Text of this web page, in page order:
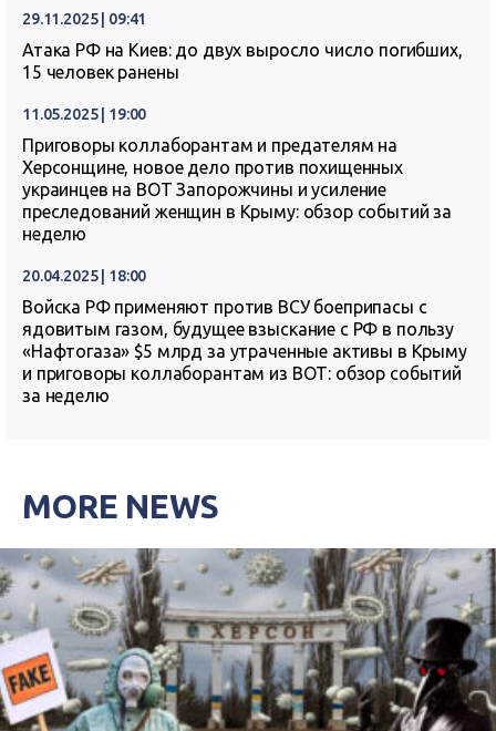
29.11.2025 | 09:41
Атака РФ на Киев: до двух выросло число погибших,
15 человек ранены
11.05.2025 | 19:00
Приговоры коллаборантам и предателям на
Херсонщине, новое дело против похищенных
украинцев на ВОТ Запорожчины и усиление
преследований женщин в Крыму: обзор событий за
неделю
20.04.2025 | 18:00
Войска РФ применяют против ВСУ боеприпасы с
ядовитым газом, будущее взыскание с РФ в пользу
«Нафтогаза» $5 млрд за утраченные активы в Крыму
и приговоры коллаборантам из ВОТ: обзор событий
за неделю
MORE NEWS